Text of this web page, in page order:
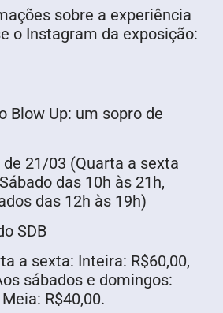
sobre a experiência
o Instagram da exposição:
Blow Up: um sopro de
21/03 (Quarta a sexta
das 10h às 21h,
das 12h às 19h)
SDB
a sexta: Inteira: R$60,00,
sábados e domingos:
R$40,00.